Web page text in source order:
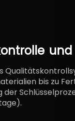
und
bis zu
der